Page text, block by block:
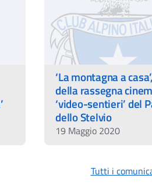
‘La montagna a
della rassegna
‘video-sentieri’ del
dello Stelvio
19 Maggio 2020
Tutti i